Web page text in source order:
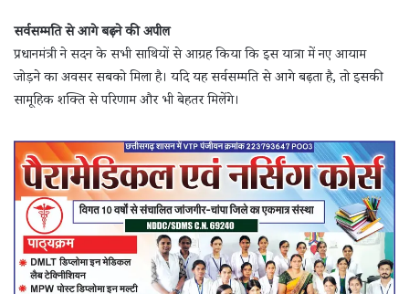
सर्वसम्मति से आगे बढ़ने की अपील
प्रधानमंत्री ने सदन के सभी साथियों से आग्रह किया कि इस यात्रा में नए आयाम
जोड़ने का अवसर सबको मिला है। यदि यह सर्वसम्मति से आगे बढ़ता है, तो इसकी
सामूहिक शक्ति से परिणाम और भी बेहतर मिलेंगे।